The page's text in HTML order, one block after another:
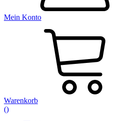
Mein Konto
Warenkorb
()